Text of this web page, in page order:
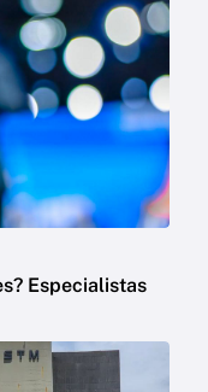
Especialistas